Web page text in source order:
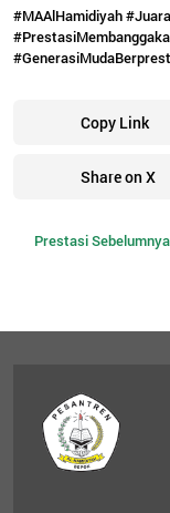
#MAAlHamidiyah
Copy Link
Share on X
Prestasi Sebelumnya